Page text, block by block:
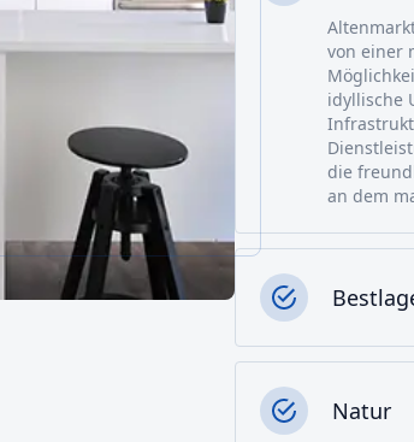
von einer
idyllische
die
an dem
Natur